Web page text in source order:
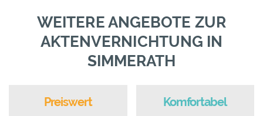
WEITERE ANGEBOTE ZUR
AKTENVERNICHTUNG IN
SIMMERATH
Preiswert Komfortabel